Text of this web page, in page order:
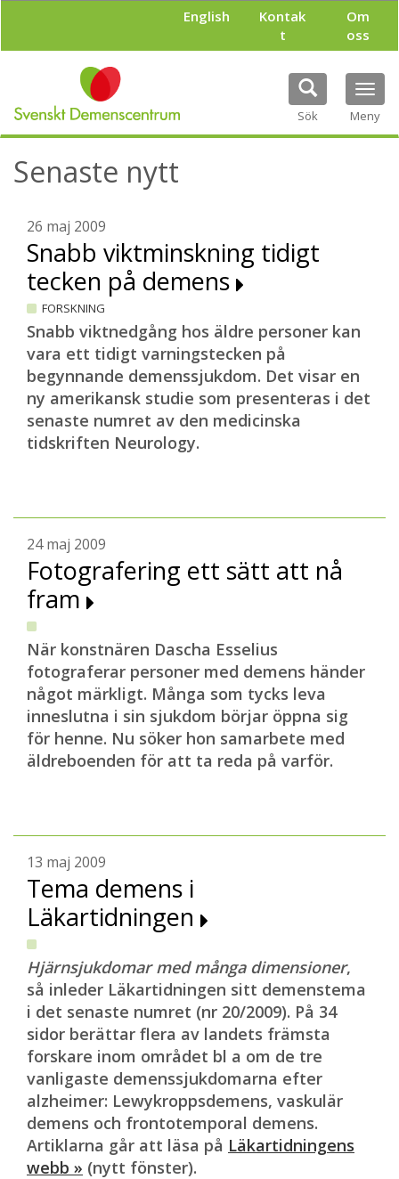
l
English
Kontak
t
Om
oss
Sök Meny
Senaste nytt
26 maj 2009
Snabb viktminskning tidigt
tecken på demens
FORSKNING
Snabb viktnedgång hos äldre personer kan
vara ett tidigt varningstecken på
begynnande demenssjukdom. Det visar en
ny amerikansk studie som presenteras i det
senaste numret av den medicinska
tidskriften Neurology.
24 maj 2009
Fotografering ett sätt att nå
fram
När konstnären Dascha Esselius
fotograferar personer med demens händer
något märkligt. Många som tycks leva
inneslutna i sin sjukdom börjar öppna sig
för henne. Nu söker hon samarbete med
äldreboenden för att ta reda på varför.
13 maj 2009
Tema demens i
Läkartidningen
Hjärnsjukdomar med många dimensioner,
så inleder Läkartidningen sitt demenstema
i det senaste numret (nr 20/2009). På 34
sidor berättar flera av landets främsta
forskare inom området bl a om de tre
vanligaste demenssjukdomarna efter
alzheimer: Lewykroppsdemens, vaskulär
demens och frontotemporal demens.
Artiklarna går att läsa på Läkartidningens
webb » (nytt fönster).